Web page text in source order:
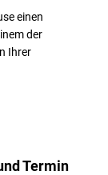
einen
der
Ihrer
Termin